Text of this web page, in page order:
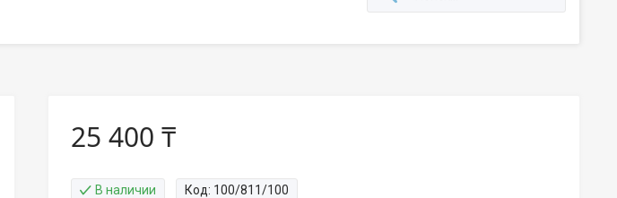
25 400 ₸
В наличии Код: 100/811/100